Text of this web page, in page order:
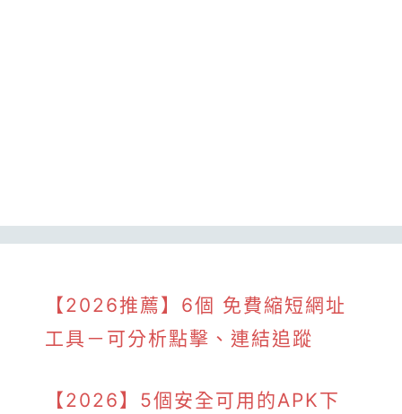
【2026推薦】6個 免費縮短網址
工具－可分析點擊、連結追蹤
【2026】5個安全可用的APK下